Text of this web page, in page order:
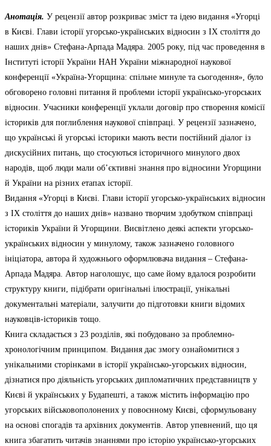
Анотація. У рецензії автор розкриває зміст та ідею видання «Угорці
в Києві. Глави історії угорсько-українських відносин з ІХ століття до
наших днів» Стефана-Арпада Мадяра. 2005 року, під час проведення в
Інституті історії України НАН України міжнародної наукової
конференції «Україна-Угорщина: спільне минуле та сьогодення», було
обговорено головні питання й проблеми історії українсько-угорських
відносин. Учасники конференції уклали договір про створення комісії
істориків для поглиблення наукової співпраці. У рецензії зазначено,
що українські й угорські історики мають вести постійний діалог із
дискусійних питань, що стосуються історичного минулого двох
народів, щоб люди мали об’єктивні знання про відносини Угорщини
й України на різних етапах історії.
Видання «Угорці в Києві. Глави історії угорсько-українських відносин
з ІХ століття до наших днів» названо творчим здобутком співпраці
істориків України й Угорщини. Висвітлено деякі аспекти угорсько-
українських відносин у минулому, також зазначено головного
ініціатора, автора й художнього оформлювача видання – Стефана-
Арпада Мадяра. Автор наголошує, що саме йому вдалося розробити
структуру книги, підібрати оригінальні ілюстрації, унікальні
документальні матеріали, залучити до підготовки книги відомих
науковців-істориків тощо.
Книга складається з 23 розділів, які побудовано за проблемно-
хронологічним принципом. Видання дає змогу ознайомитися з
унікальними сторінками в історії українсько-угорських відносин,
дізнатися про діяльність угорських дипломатичних представництв у
Києві й українських у Будапешті, а також містить інформацію про
угорських військовополонених у повоєнному Києві, сформульовану
на основі спогадів та архівних документів. Автор упевнений, що ця
книга збагатить читачів знаннями про історію українсько-угорських